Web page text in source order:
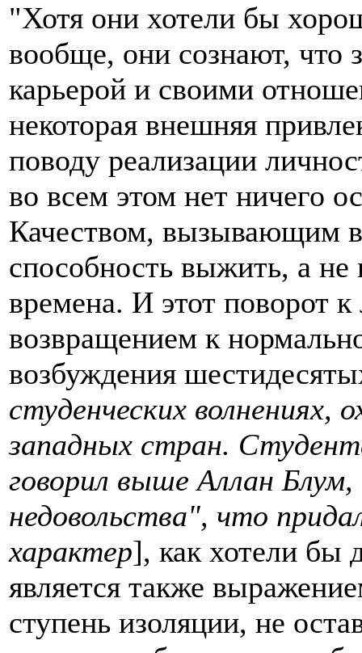
"Хотя они хотели бы
вообще, они сознают, что
карьерой и своими
некоторая внешняя
поводу реализации
во всем этом нет ничего
Качеством, вызывающим
способность выжить, а
времена. И этот поворот
возвращением к
возбуждения
студенческих волнениях,
западных стран.
говорил выше Аллан
недовольства", что
характер], как хотели бы
является также
ступень изоляции, не